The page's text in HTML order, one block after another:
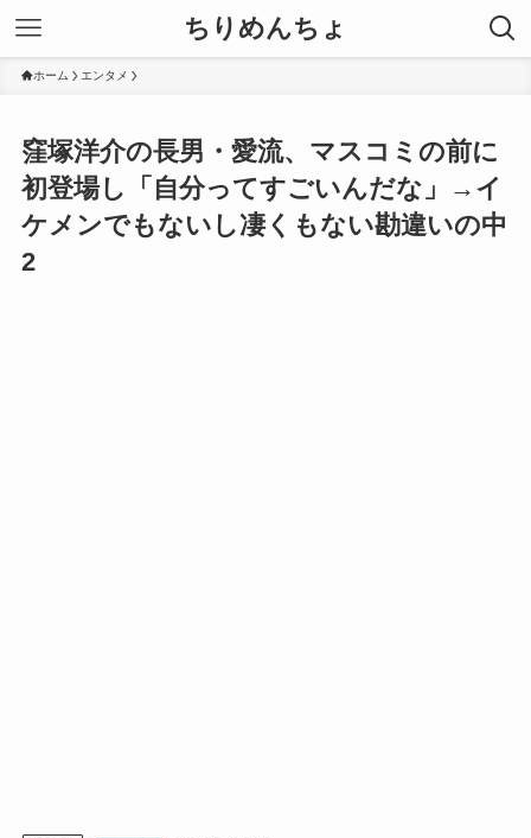
ちりめんちょ
ホーム エンタメ
窪塚洋介の長男・愛流、マスコミの前に
初登場し「自分ってすごいんだな」→イ
ケメンでもないし凄くもない勘違いの中
2